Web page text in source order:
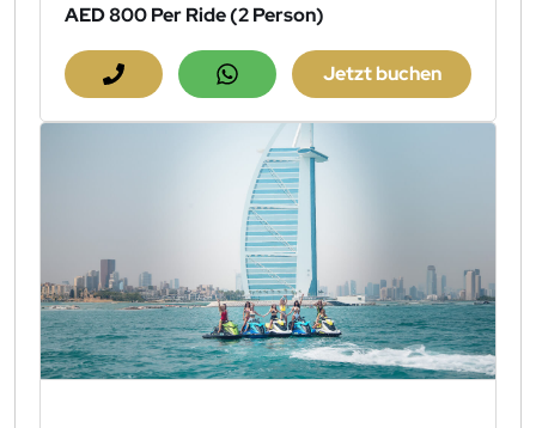
AED 800Per Ride (2 Person)
Jetzt buchen